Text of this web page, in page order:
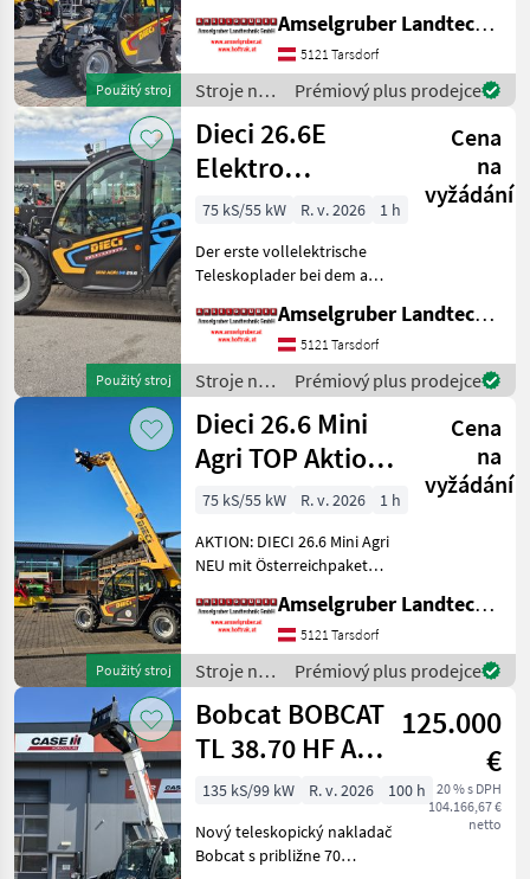
Použitý stroj
Teleskopladermarkt. Stufe
5 Motor - -Größte Kabine
(Baugleich vom Modell 26.6
Mini Agri) -50
Amselgruber Landtechnik GmbH
5121 Tarsdorf
Stroje na
stavbu /
Dieci
Prémiový plus prodejce
Použitý stroj
Dieci 26.6E
Elektro
Teleskoplader
Österreichpaket
Cena
na
vyžádání
75 kS/55 kW R. v. 2026
1 h
Der erste vollelektrische
Teleskoplader bei dem an
wurde - MADE BY DIECI!
AKTION: DIECI 26.6 E
Elektro Mini Agri NEU mit
Österreichpaket (TOP
Amselgruber Landtechnik GmbH
5121 Tarsdorf
Stroje na
stavbu /
Dieci
Prémiový plus prodejce
Použitý stroj
Dieci 26.6 Mini
Agri TOP Aktion
mit
Österreichpaket
Cena
na
vyžádání
75 kS/55 kW R. v. 2026
1 h
AKTION: DIECI 26.6 Mini Agri
NEU mit Österreichpaket
Kg Traglast -578cm
Hubhöhe
Werkzeugunterkante -Unter
200cm Bauhöhe -75 PS 4
Zylind
Amselgruber Landtechnik GmbH
5121 Tarsdorf
Stroje na
stavbu /
Dieci
Prémiový plus prodejce
Bobcat BOBCAT
TL 38.70 HF AGRI
3*
125.000
€
20 % s DPH
104.166,67 €
netto
135 kS/99 kW R. v. 2026
100 h
Nový teleskopický nakladač
Bobcat s približne 70